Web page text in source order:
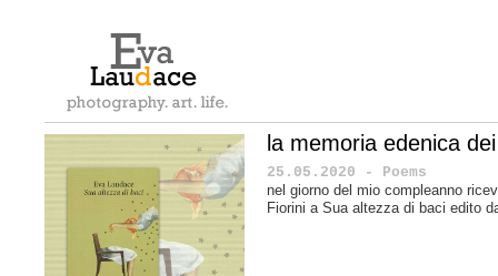
la memoria edenica
25.05.2020 - Poems
nel giorno del mio compleanno
Fiorini a Sua altezza di baci edito